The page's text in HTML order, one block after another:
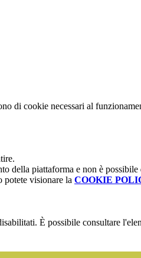
di cookie necessari al
della piattaforma e non è
potete visionare la COOKIE
È possibile consultare